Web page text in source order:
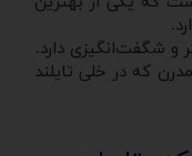
شگفت‌انگیزی دارد.
که در خلی تایلند